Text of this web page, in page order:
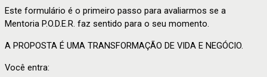
Este formulário é o primeiro passo para avaliarmos se a
Mentoria P.O.D.E.R. faz sentido para o seu momento.
A PROPOSTA É UMA TRANSFORMAÇÃO DE VIDA E NEGÓCIO.
Você entra: